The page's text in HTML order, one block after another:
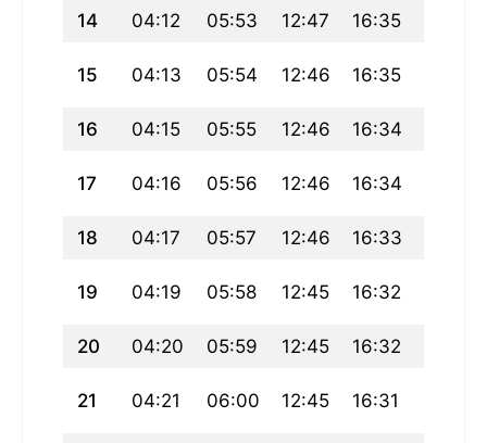
14 04:12 05:53 12:47 16:35
15 04:13 05:54 12:46 16:35
16 04:15 05:55 12:46 16:34
17 04:16 05:56 12:46 16:34
18 04:17 05:57 12:46 16:33
19 04:19 05:58 12:45 16:32
20 04:20 05:59 12:45 16:32
21 04:21 06:00 12:45 16:31